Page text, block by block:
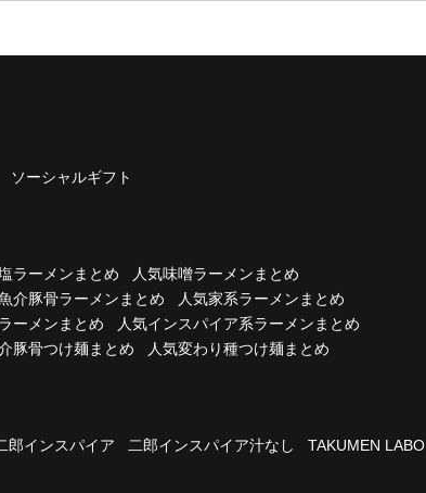
ソーシャルギフト
ラーメンまとめ
人気味噌ラーメンまとめ
介豚骨ラーメンまとめ
人気家系ラーメンまとめ
ーメンまとめ
人気インスパイア系ラーメンまとめ
豚骨つけ麺まとめ 人気変わり種つけ麺まとめ
郎インスパイア 二郎インスパイア汁なし
TAKUMEN LABO